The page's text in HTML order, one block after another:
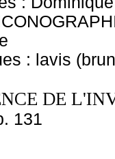
: lavis
DE
131